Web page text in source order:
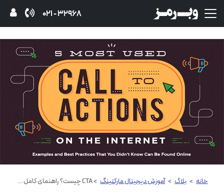
32968 - 021
خانه > بلاگ > آموزش دیجیتال مارکتینگ > CTA چیست؟ راهنمای کامل طراحی دکمه فراخوان اقدام و ۱۰ نوع آن